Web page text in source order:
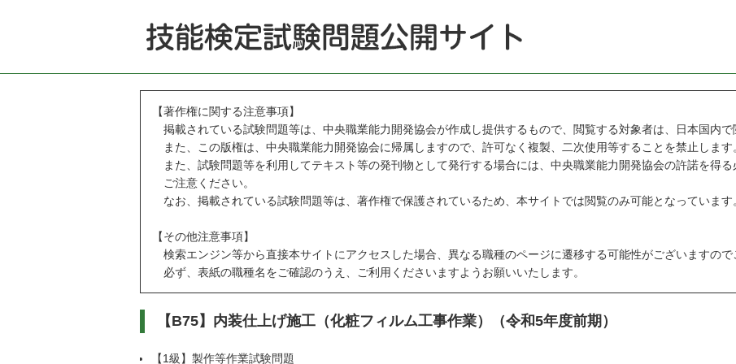
【著作権に関する注意事項】
掲載されている試験問題等は、中央職業能力開発協会が作成し提供するもので、閲覧する対象者は、日本国内で
また、この版権は、中央職業能力開発協会に帰属しますので、許可なく複製、二次使用等することを禁止します
また、試験問題等を利用してテキスト等の発刊物として発行する場合には、中央職業能力開発協会の許諾を得る
ご注意ください。
なお、掲載されている試験問題等は、著作権で保護されているため、本サイトでは閲覧のみ可能となっています
【その他注意事項】
検索エンジン等から直接本サイトにアクセスした場合、異なる職種のページに遷移する可能性がございますので
必ず、表紙の職種名をご確認のうえ、ご利用くださいますようお願いいたします。
【B75】内装仕上げ施工（化粧フィルム工事作業）（令和5年度前期）
【1級】製作等作業試験問題